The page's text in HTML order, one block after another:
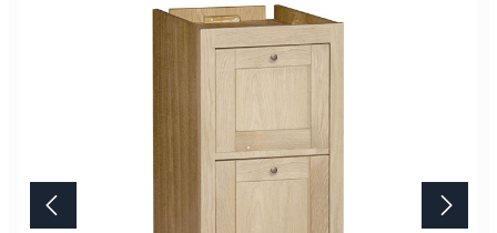
Produktes nicht authentisch wiedergegeben wird. Ihre Fragen zu
diesem Artikel beantworten wir Ihnen gerne telefonisch unter +49
2381 97372-0,per E-Mail an shop@landlord-living.de oder nach
Terminabsprache persönlich in unserem Showroom.